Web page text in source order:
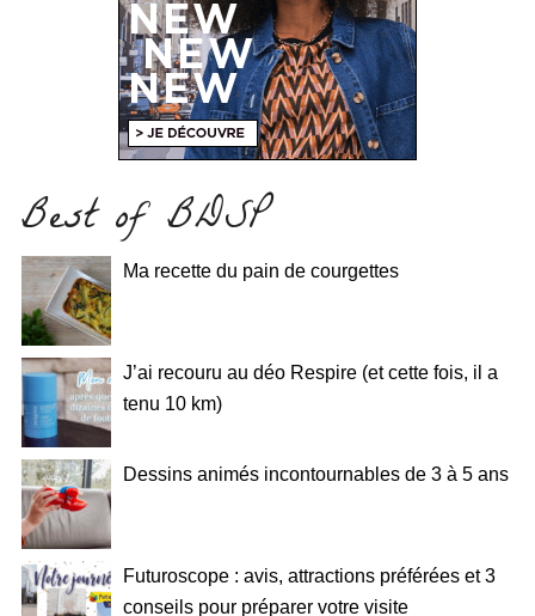
Best of BDSP
Ma recette du pain de courgettes
J’ai recouru au déo Respire (et cette fois, il a
tenu 10 km)
Dessins animés incontournables de 3 à 5 ans
Futuroscope : avis, attractions préférées et 3
conseils pour préparer votre visite